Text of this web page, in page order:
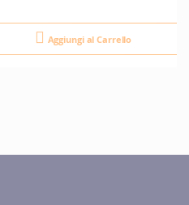
Aggiungi al Carrello